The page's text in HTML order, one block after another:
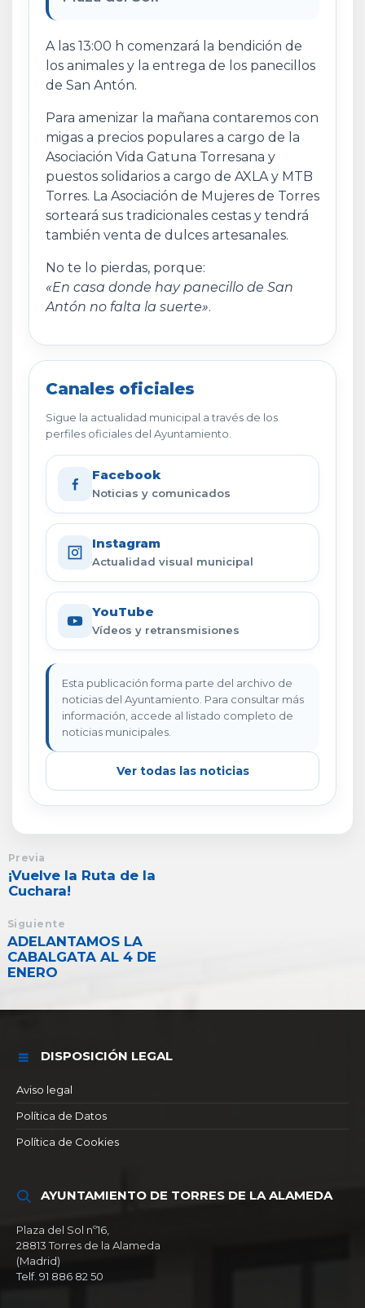
A las 13:00 h comenzará la bendición de
los animales y la entrega de los panecillos
de San Antón.
Para amenizar la mañana contaremos con
migas a precios populares a cargo de la
Asociación Vida Gatuna Torresana y
puestos solidarios a cargo de AXLA y MTB
Torres. La Asociación de Mujeres de Torres
sorteará sus tradicionales cestas y tendrá
también venta de dulces artesanales.
No te lo pierdas, porque:
«En casa donde hay panecillo de San
Antón no falta la suerte».
Canales oficiales
Sigue la actualidad municipal a través de los
perfiles oficiales del Ayuntamiento.
Facebook
Noticias y comunicados
Instagram
Actualidad visual municipal
YouTube
Vídeos y retransmisiones
Esta publicación forma parte del archivo de
noticias del Ayuntamiento. Para consultar más
información, accede al listado completo de
noticias municipales.
Ver todas las noticias
Previa
¡Vuelve la Ruta de la
Cuchara!
Siguiente
ADELANTAMOS LA
CABALGATA AL 4 DE
ENERO
DISPOSICIÓN LEGAL
Aviso legal
Política de Datos
Política de Cookies
AYUNTAMIENTO DE TORRES DE LA ALAMEDA
Plaza del Sol nº16,
28813 Torres de la Alameda
(Madrid)
Telf. 91 886 82 50